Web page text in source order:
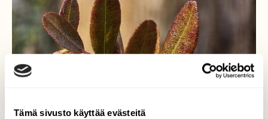
Tämä sivusto käyttää evästeitä